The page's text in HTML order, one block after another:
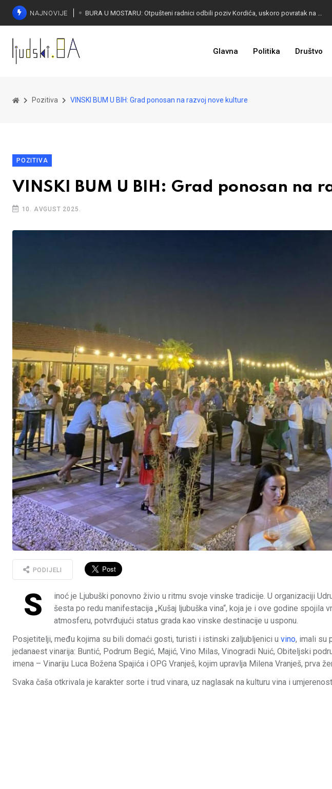
NAJNOVIJE
Glavna Politika Društvo
Pozitiva VINSKI BUM U BIH: Grad ponosan na razvoj nove kulture
POZITIVA
VINSKI BUM U BIH: Grad ponosan na
10. AVGUST 2025.
PODIJELI
S
inoć je Ljubuški ponovno živio u ritmu svoje vinske tradicije. U organizaciji
šesta po redu manifestacija „Kušaj ljubuška vina“, koja je i ove godine spojila
atmosferu, potvrđujući status grada kao vinske destinacije u usponu.
Posjetitelji, među kojima su bili domaći gosti, turisti i istinski zaljubljenici u vino, imali su
jedanaest vinarija: Buntić, Podrum Begić, Majić, Vino Milas, Vinogradi Nuić, Obiteljski
imena – Vinariju Luca Božena Spajića i OPG Vranješ, kojim upravlja Milena Vranješ, prva
Svaka čaša otkrivala je karakter sorte i trud vinara, uz naglasak na kulturu vina i